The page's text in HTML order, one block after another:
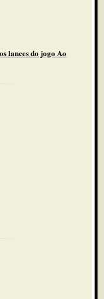
lances do jogo Ao